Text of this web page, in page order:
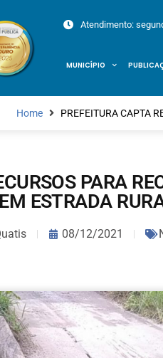
Atendimento:
MUNICÍPIO
Home PREFEITURA CAPTA
PARA
ESTRADA
08/12/2021